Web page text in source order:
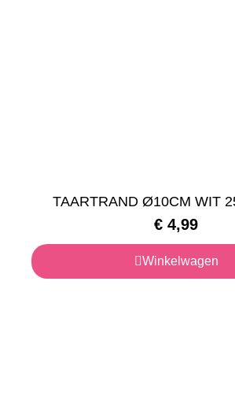
TAARTRAND Ø10CM WIT
€ 4,99
Winkelwagen